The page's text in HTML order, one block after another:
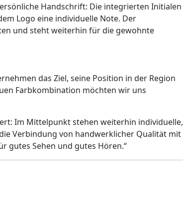
Handschrift: Die integrierten Initialen
Logo eine individuelle Note. Der
und steht weiterhin für die gewohnte
das Ziel, seine Position in der Region
Farbkombination möchten wir uns
Im Mittelpunkt stehen weiterhin individuelle,
Verbindung von handwerklicher Qualität mit
gutes Sehen und gutes Hören.“